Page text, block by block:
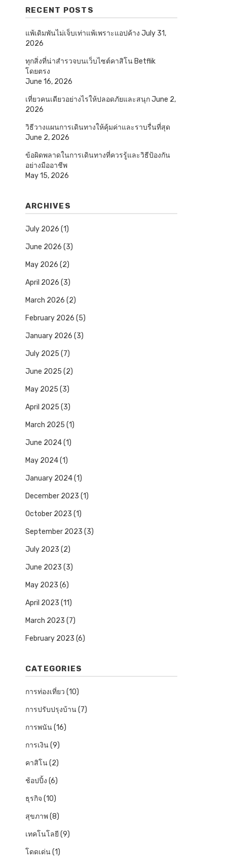
RECENT POSTS
แพ้เดิมพันไม่เจ็บเท่าแพ้เพราะแอปค้าง July 31,
2026
ทุกสิ่งที่น่าสำรวจบนเว็บไซต์คาสิโน Betflik
โดยตรง
June 16, 2026
เที่ยวคนเดียวอย่างไรให้ปลอดภัยและสนุกJune 2,
2026
วิธีวางแผนการเดินทางให้คุ้มค่าและราบรื่นที่สุด
June 2, 2026
ข้อผิดพลาดในการเดินทางที่ควรรู้และวิธีป้องกัน
อย่างมืออาชีพ
May 15, 2026
ARCHIVES
July 2026 (1)
June 2026 (3)
May 2026 (2)
April 2026 (3)
March 2026 (2)
February 2026 (5)
January 2026 (3)
July 2025 (7)
June 2025 (2)
May 2025 (3)
April 2025 (3)
March 2025 (1)
June 2024(1)
May 2024(1)
January 2024(1)
December 2023 (1)
October 2023 (1)
September 2023 (3)
July 2023 (2)
June 2023 (3)
May 2023 (6)
April 2023 (11)
March 2023 (7)
February 2023 (6)
CATEGORIES
การท่องเที่ยว (10)
การปรับปรุงบ้าน(7)
การพนัน(16)
การเงิน(9)
คาสิโน(2)
ช้อปปิ้ง (6)
ธุรกิจ (10)
สุขภาพ(8)
เทคโนโลยี (9)
โดดเด่น(1)